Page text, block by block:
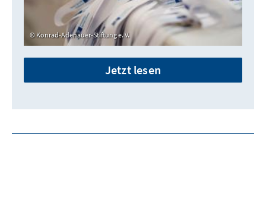
Konrad-Adenauer-Stiftung e. V.
Jetzt lesen